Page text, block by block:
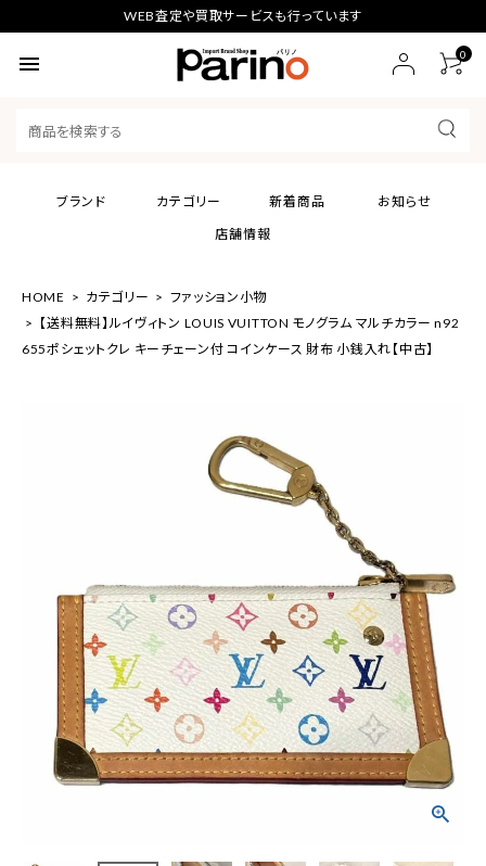
WEB査定や買取サービスも行っています
menu 0
ブランド カテゴリー 新着商品
お知らせ
店舗情報
HOME カテゴリー
ファッション小物
【送料無料】ルイヴィトン LOUIS VUITTON モノグラム マルチカラー n92
655ポシェットクレ キーチェーン付 コインケース 財布 小銭入れ【中古】